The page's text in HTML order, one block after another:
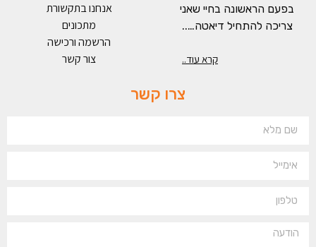
בפעם הראשונה בחיי שאני
צריכה להתחיל דיאטה…..
קרא עוד..
אנחנו בתקשורת
מתכונים
הרשמה ורכישה
צור קשר
צרו קשר